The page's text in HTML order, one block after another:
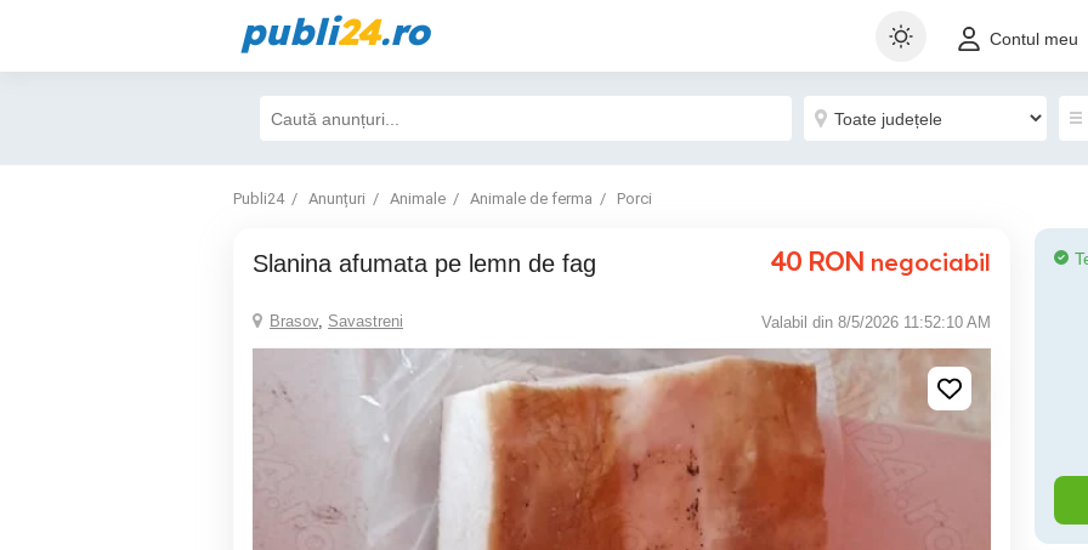
publi24.ro Contul meu
Publi24 Anunțuri Animale Animale de ferma Porci
Slanina afumata pe lemn de fag 40 RON negociabil
Brasov, Savastreni Valabil din 8/5/2026 11:52:10 AM